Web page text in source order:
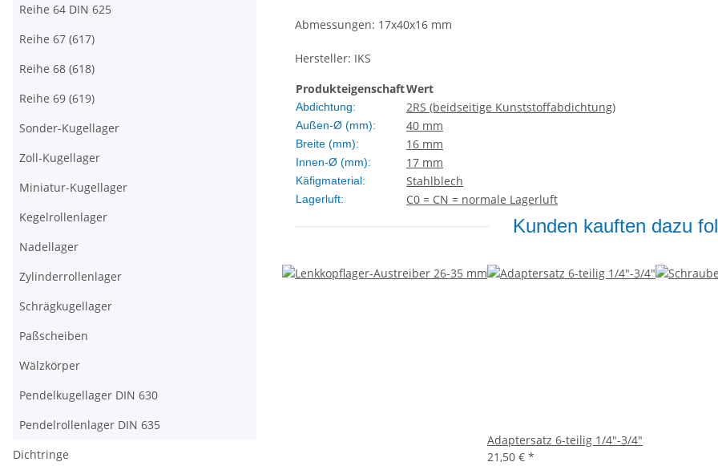
Abmessungen: 17x40x16 mm
Hersteller: IKS
ProdukteigenschaftWert
Abdichtung: 2RS (beidseitige Kunststoffabdichtung)
Außen-Ø (mm): 40 mm
Breite (mm): 16 mm
Innen-Ø (mm): 17 mm
Käfigmaterial: Stahlblech
Lagerluft: C0 = CN = normale Lagerluft
Kunden kauften dazu
Adaptersatz 6-teilig 1/4"-3/4"
21,50 € *
Reihe 64 DIN 625
Reihe 67 (617)
Reihe 68 (618)
Reihe 69 (619)
Sonder-Kugellager
Zoll-Kugellager
Miniatur-Kugellager
Kegelrollenlager
Nadellager
Zylinderrollenlager
Schrägkugellager
Paßscheiben
Wälzkörper
Pendelkugellager DIN 630
Pendelrollenlager DIN 635
Dichtringe